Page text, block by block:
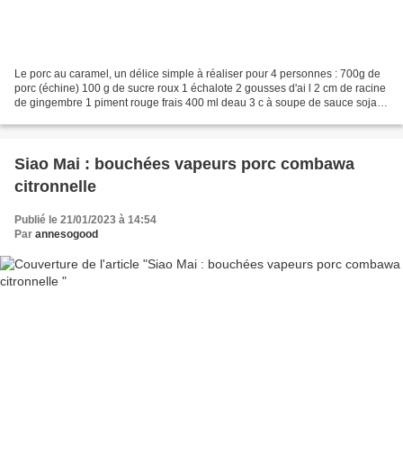
Le porc au caramel, un délice simple à réaliser pour 4 personnes : 700g de
porc (échine) 100 g de sucre roux 1 échalote 2 gousses d'ai l 2 cm de racine
de gingembre 1 piment rouge frais 400 ml deau 3 c à soupe de sauce soja 3
Siao Mai : bouchées vapeurs porc combawa
citronnelle
Publié le 21/01/2023 à 14:54
Par annesogood